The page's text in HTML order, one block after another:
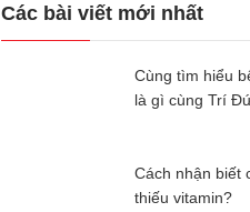
Các bài viết mới nhất
Cùng tìm hiểu
là gì cùng Trí
Cách nhận biết
thiếu vitamin?